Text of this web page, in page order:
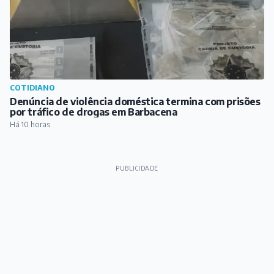
COTIDIANO
Denúncia de violência doméstica termina com prisões
por tráfico de drogas em Barbacena
Há 10 horas
PUBLICIDADE